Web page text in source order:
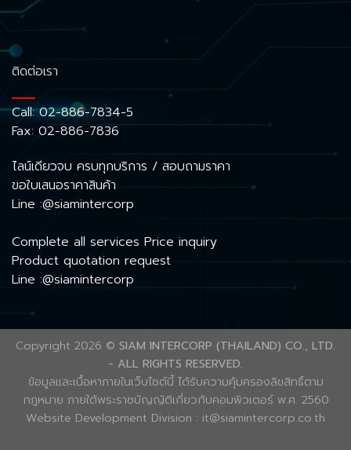
ติดต่อเรา
Call:02-886-7834-5
Fax: 02-886-7836
ไลน์เดียวจบ ครบทุกบริการ / สอบถามราคา
ขอใบเสนอราคาสินค้า
Line :@siamintercorp
Complete all services Price inquiry
Product quotation request
Line :@siamintercorp
Copyright 2026 © SIAM INTERCORP (THAILAND) CO., LTD.
- ALL RIGHTS RESERVED.
ข้อมูลและเนื้อหาภายในเว็บไซต์นี้ ได้รับความคุ้มครองลิขสิทธิ์ตาม
กฎหมาย ภายใต้พระราชบัญญัติเกี่ยวกับคอมพิวเตอร์ พ.ศ. 2560
Website Development Division : it@siamintercorp.co.th